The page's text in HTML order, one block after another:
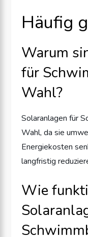
Häufig
Warum
für
Wahl?
Solaranlagen für
Wahl, da sie
Energiekosten
langfristig
Wie